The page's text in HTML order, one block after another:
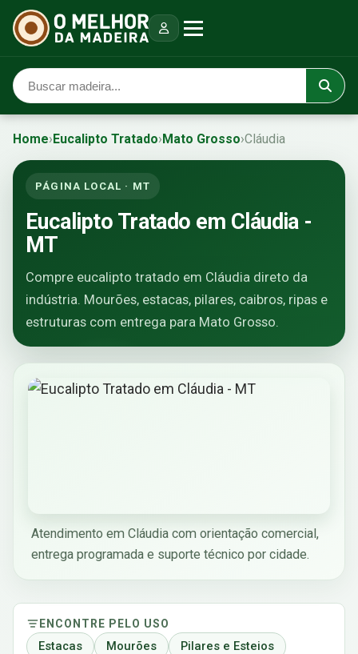
Home›Eucalipto Tratado›Mato Grosso›Cláudia
PÁGINA LOCAL · MT
Eucalipto Tratado em Cláudia -
MT
Compre eucalipto tratado em Cláudia direto da
indústria. Mourões, estacas, pilares, caibros, ripas e
estruturas com entrega para Mato Grosso.
Atendimento em Cláudia com orientação comercial,
entrega programada e suporte técnico por cidade.
ENCONTRE PELO USO
Estacas Mourões
Pilares e Esteios